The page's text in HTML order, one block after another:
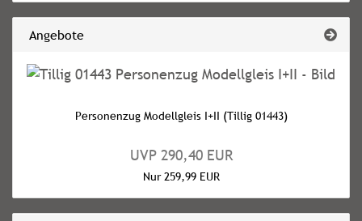
Angebote
Personenzug Modellgleis I+II (Tillig 01443)
UVP 290,40 EUR
Nur 259,99 EUR